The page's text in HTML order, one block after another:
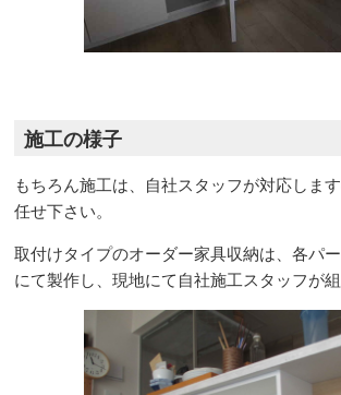
施工の様子
もちろん施工は、自社スタッフが対応しま
任せ下さい。
取付けタイプのオーダー家具収納は、各パ
にて製作し、現地にて自社施工スタッフが組